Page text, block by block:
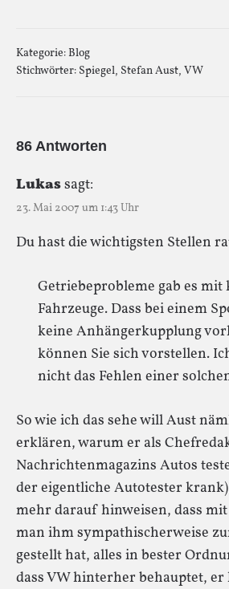
Kategorie:Blog
Stichwörter: Spiegel, Stefan Aust, VW
86 Antworten
Lukassagt:
23. Mai 2007 um 1:43 Uhr
Du hast die wichtigsten Stellen
Getriebeprobleme gab es mit
Fahrzeuge. Dass bei einem
keine Anhängerkupplung
können Sie sich vorstellen.
nicht das Fehlen einer
So wie ich das sehe will Aust
erklären, warum er als
Nachrichtenmagazins Autos
der eigentliche Autotester
mehr darauf hinweisen, dass
man ihm sympathischerweise
gestellt hat, alles in bester
dass VW hinterher behauptet, er